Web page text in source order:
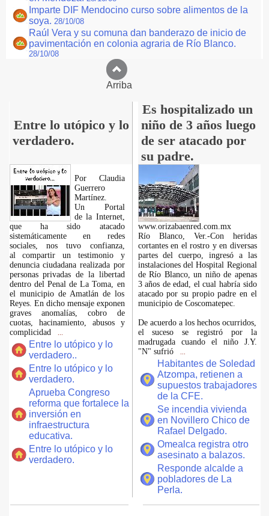
Imparte DIF Mendocino curso sobre alimentos de la
soya. 28/10/08
Raúl Vera y su comuna dan banderazo de inicio de
pavimentación en colonia agraria de Río Blanco.
28/10/08
Arriba
Entre lo utópico y lo
verdadero.
Es hospitalizado un
niño de 3 años luego
de ser atacado por
su padre.
Por Claudia
Guerrero
Martínez.
​Un Portal
de la Internet,
que ha sido atacado
sistemáticamente en redes
sociales, nos tuvo confianza,
al compartir un testimonio y
denuncia ciudadana realizada por
personas privadas de la libertad
dentro del Penal de La Toma, en
el municipio de Amatlán de los
Reyes. En dicho mensaje exponen
graves anomalías, cobro de
cuotas, hacinamiento, abusos y
complicidad
Entre lo utópico y lo
verdadero..
Entre lo utópico y lo
verdadero.
Aprueba Congreso
reforma que fortalece la
inversión en
infraestructura
educativa.
Entre lo utópico y lo
verdadero.
www.orizabaenred.com.mx
Río Blanco, Ver.-Con heridas
cortantes en el rostro y en diversas
partes del cuerpo, ingresó a las
instalaciones del Hospital Regional
de Río Blanco, un niño de apenas
3 años de edad, el cual habría sido
atacado por su propio padre en el
municipio de Coscomatepec.
De acuerdo a los hechos ocurridos,
el suceso se registró por la
madrugada cuando el niño J.Y.
"N" sufrió
Habitantes de Soledad
Atzompa, retienen a
supuestos trabajadores
de la CFE.
Se incendia vivienda
en Novillero Chico de
Rafael Delgado.
Omealca registra otro
asesinato a balazos.
Responde alcalde a
pobladores de La
Perla.